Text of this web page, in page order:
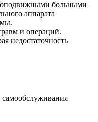
больными
аппарата
и операций.
недостаточность
самообслуживания